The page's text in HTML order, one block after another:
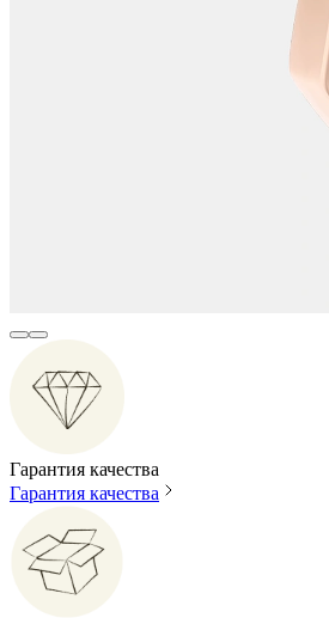
Гарантия качества
Гарантия качества